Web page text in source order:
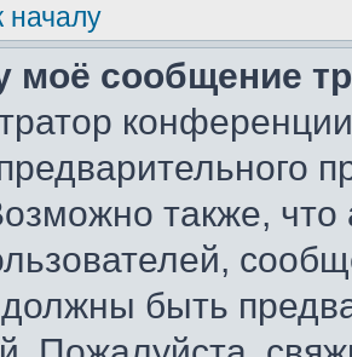
началу
моё сообщение
также, что
быть